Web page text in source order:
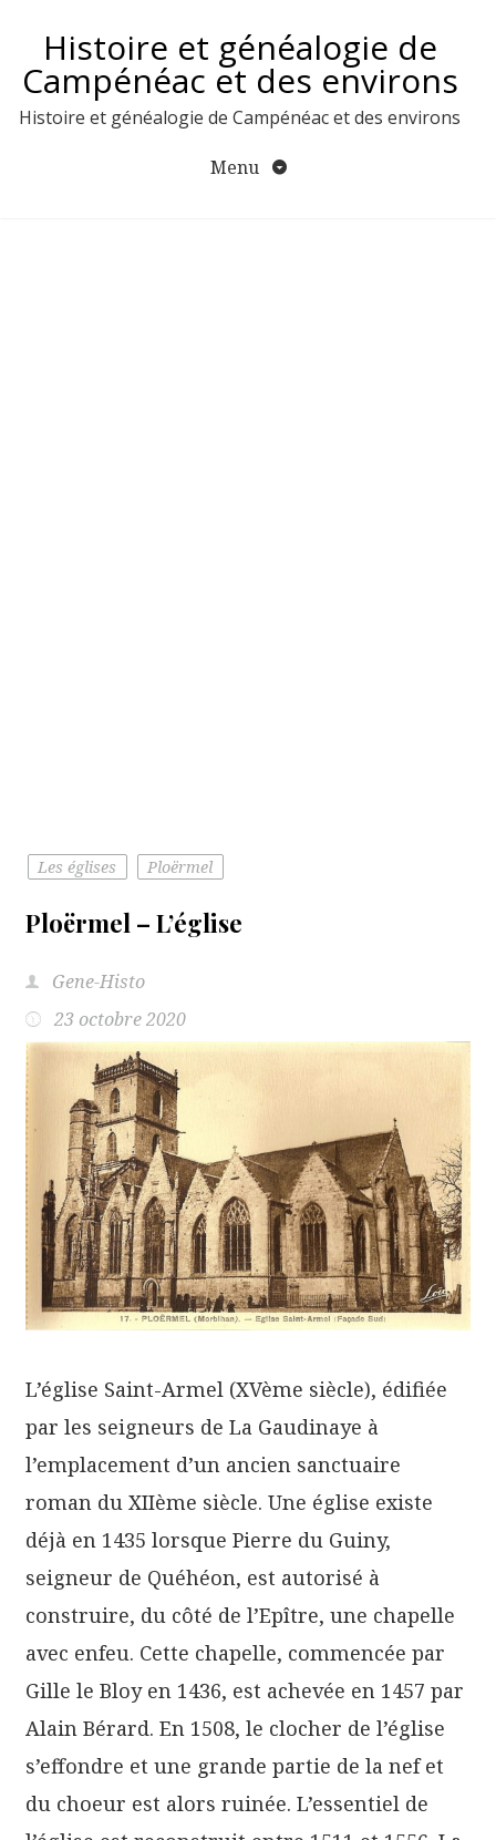
contenuHistoire et généalogie de
Campénéac et des environs
Histoire et généalogie de Campénéac et des environs
Menu
Les églises Ploërmel
Ploërmel – L’église
Gene-Histo
23 octobre 2020
L’église Saint-Armel (XVème siècle), édifiée
par les seigneurs de La Gaudinaye à
l’emplacement d’un ancien sanctuaire
roman du XIIème siècle. Une église existe
déjà en 1435 lorsque Pierre du Guiny,
seigneur de Quéhéon, est autorisé à
construire, du côté de l’Epître, une chapelle
avec enfeu. Cette chapelle, commencée par
Gille le Bloy en 1436, est achevée en 1457 par
Alain Bérard. En 1508, le clocher de l’église
s’effondre et une grande partie de la nef et
du choeur est alors ruinée. L’essentiel de